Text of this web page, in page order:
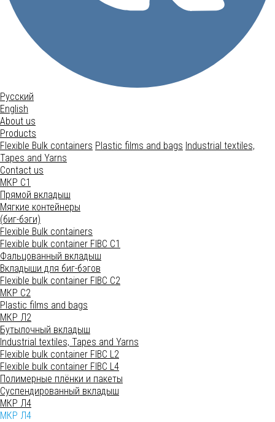
Русский
English
About us
Products
Flexible Bulk containers Plastic films and bags Industrial textiles,
Tapes and Yarns
Contact us
МКР С1
Прямой вкладыш
Мягкие контейнеры
(биг-бэги)
Flexible Bulk containers
Flexible bulk container FIBC C1
Фальцованный вкладыш
Вкладыши для биг-бэгов
Flexible bulk container FIBC C2
МКР С2
Plastic films and bags
МКР Л2
Бутылочный вкладыш
Industrial textiles, Tapes and Yarns
Flexible bulk container FIBC L2
Flexible bulk container FIBC L4
Полимерные плёнки и пакеты
Суспендированный вкладыш
МКР Л4
МКР Л4